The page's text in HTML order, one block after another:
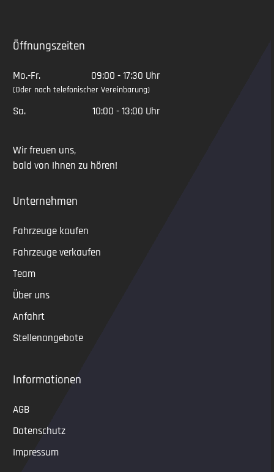
Öffnungszeiten
Mo.-Fr. 09:00 - 17:30 Uhr
(Oder nach telefonischer Vereinbarung)
Sa. 10:00 - 13:00 Uhr
Wir freuen uns,
bald von Ihnen zu hören!
Unternehmen
Fahrzeuge kaufen
Fahrzeuge verkaufen
Team
Über uns
Anfahrt
Stellenangebote
Informationen
AGB
Datenschutz
Impressum